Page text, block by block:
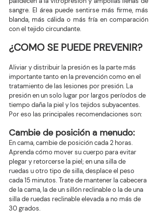
sangre. El área puede sentirse más firme, más
blanda, más cálida o más fría en comparación
con el tejido circundante.
¿COMO SE PUEDE PREVENIR?
Aliviar y distribuir la presión es la parte más
importante tanto en la prevención como en el
tratamiento de las lesiones por presión. La
presión en un solo lugar por largos períodos de
tiempo daña la piel y los tejidos subyacentes.
Por eso las principales recomendaciones son:
Cambie de posición a menudo:
En cama, cambie de posición cada 2 horas.
Aprenda cómo mover su cuerpo para evitar
plegar y retorcerse la piel; en una silla de
ruedas u otro tipo de silla, desplace el peso
cada 15 minutos. Trate de mantener la cabecera
de la cama, la de un sillón reclinable o la de una
silla de ruedas reclinable elevada a no más de
30 grados.